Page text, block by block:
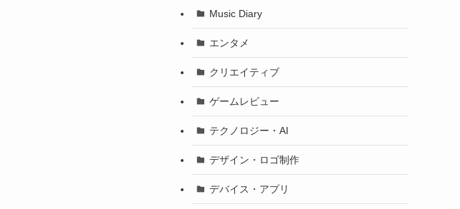
Music Diary
エンタメ
クリエイティブ
ゲームレビュー
テクノロジー・AI
デザイン・ロゴ制作
デバイス・アプリ